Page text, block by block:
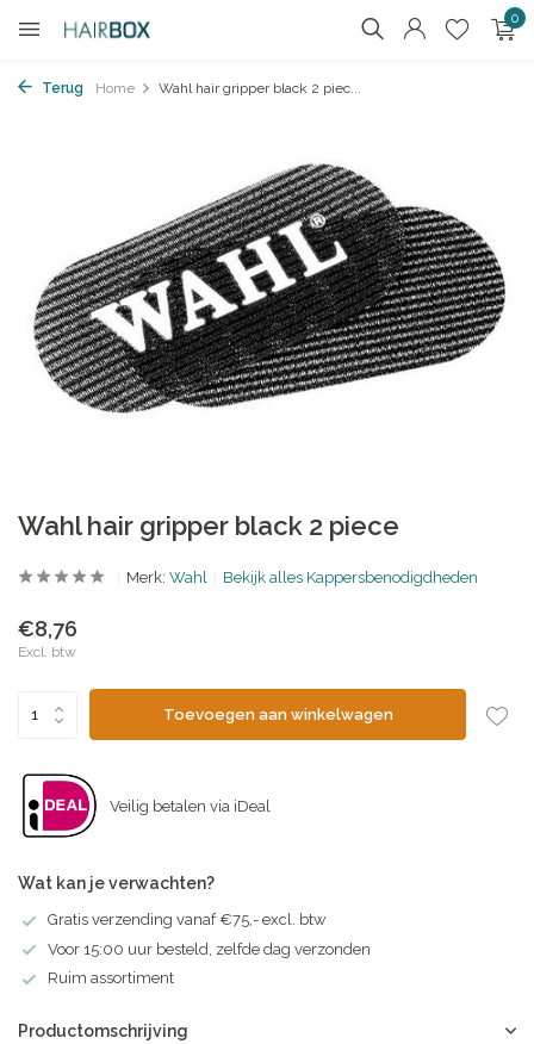
0
Terug Home Wahl hair gripper black 2 piec...
Wahl hair gripper black 2 piece
Merk: Wahl Bekijk alles Kappersbenodigdheden
€8,76
Excl. btw
Toevoegen aan winkelwagen
Veilig betalen via iDeal
Wat kan je verwachten?
Gratis verzending vanaf €75,- excl. btw
Voor 15:00 uur besteld, zelfde dag verzonden
Ruim assortiment
Productomschrijving